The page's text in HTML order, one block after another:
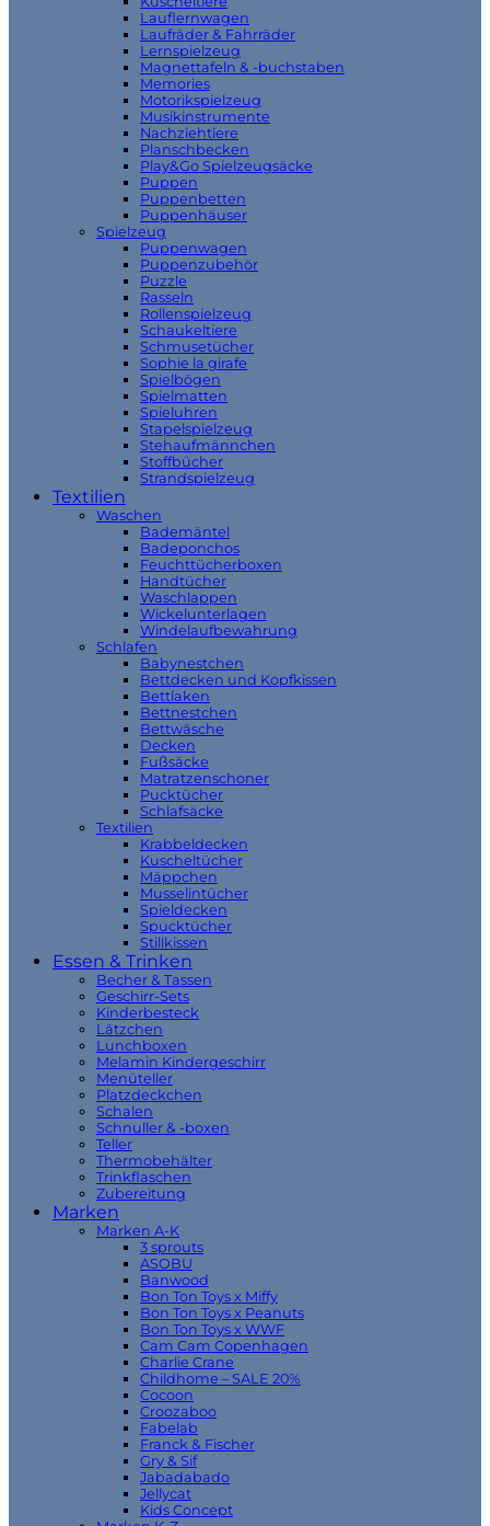
Lauflernwagen
Laufräder & Fahrräder
Lernspielzeug
Magnettafeln & -buchstaben
Memories
Motorikspielzeug
Musikinstrumente
Nachziehtiere
Planschbecken
Play&Go Spielzeugsäcke
Puppen
Puppenbetten
Puppenhäuser
Spielzeug
Puppenwagen
Puppenzubehör
Puzzle
Rasseln
Rollenspielzeug
Schaukeltiere
Schmusetücher
Sophie la girafe
Spielbögen
Spielmatten
Spieluhren
Stapelspielzeug
Stehaufmännchen
Stoffbücher
Strandspielzeug
Textilien
Waschen
Bademäntel
Badeponchos
Feuchttücherboxen
Handtücher
Waschlappen
Wickelunterlagen
Windelaufbewahrung
Schlafen
Babynestchen
Bettdecken und Kopfkissen
Bettlaken
Bettnestchen
Bettwäsche
Decken
Fußsäcke
Matratzenschoner
Pucktücher
Schlafsäcke
Textilien
Krabbeldecken
Kuscheltücher
Mäppchen
Musselintücher
Spieldecken
Spucktücher
Stillkissen
Essen & Trinken
Becher & Tassen
Geschirr-Sets
Kinderbesteck
Lätzchen
Lunchboxen
Melamin Kindergeschirr
Menüteller
Platzdeckchen
Schalen
Schnuller & -boxen
Teller
Thermobehälter
Trinkflaschen
Zubereitung
Marken
Marken A-K
3 sprouts
ASOBU
Banwood
Bon Ton Toys x Miffy
Bon Ton Toys x Peanuts
Bon Ton Toys x WWF
Cam Cam Copenhagen
Charlie Crane
Childhome – SALE 20%
Cocoon
Croozaboo
Fabelab
Franck & Fischer
Gry & Sif
Jabadabado
Jellycat
Kids Concept